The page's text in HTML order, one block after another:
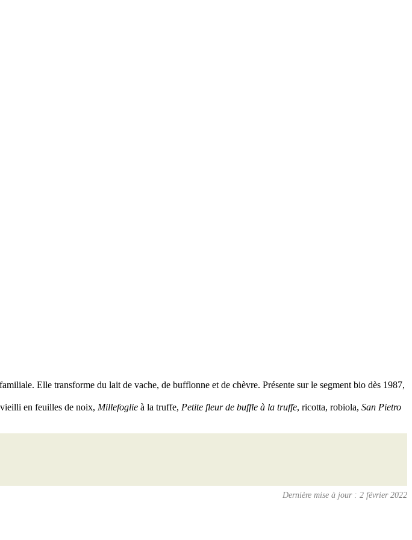
Elle transforme du lait de vache, de bufflonne et de chèvre. Présente sur le segment bio dès 1987,
en feuilles de noix, Millefoglie à la truffe, Petite fleur de buffle à la truffe, ricotta, robiola, San Pietro
Dernière mise à jour : 2 février 2022